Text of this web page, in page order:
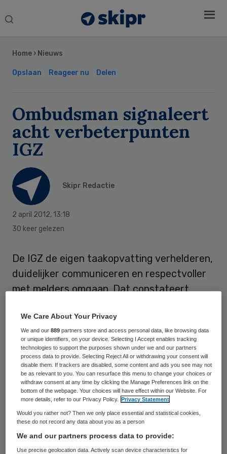
Search
Home › Nieuws
Opslaan Reageer nu Delen
Ombudsman signaleert
acht verbeterpunten
IGZ
Skipr Redactie
2 april 2012, 13:18
30 keer gelezen
De IGZ de eigen taakopvatting verhelderen,
duidelijker communiceren en respectvoller
met melders omgaan. Dat constateert
in het rapport ‘Geen gehoor bij de IGZ’.
De signalering is gebaseerd op meldingen
van het gezamenlijke meldpunt met TROS
Radar, eerder onderzoek naar de IGZ en 25
‘hoofdpijndossiers’ die recent boven water
kwamen. De meldingen zelf zijn
vertrouwelijk en niet openbaar, maar de
Ombudsman stipt wel acht
aandachtspunten aan. Drie daarvan gaan
Sidebar
We Care About Your Privacy
We and our889 partners store and access personal data, like browsing data
or unique identifiers, on your device. Selecting I Accept enables tracking
technologies to support the purposes shown under we and our partners
process data to provide. Selecting Reject All or withdrawing your consent will
disable them. If trackers are disabled, some content and ads you see may not
be as relevant to you. You can resurface this menu to change your choices or
withdraw consent at any time by clicking the Manage Preferences link on the
bottom of the webpage. Your choices will have effect within our Website. For
more details, refer to our Privacy Policy.
Privacy Statement
Would you rather not? Then we only place essential and statistical cookies,
these do not record any data about you as a person
We and our partners process data to provide:
Use precise geolocation data. Actively scan device characteristics for